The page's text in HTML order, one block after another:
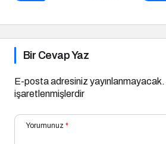
Bir Cevap Yaz
E-posta adresiniz yayınlanmayacak.
işaretlenmişlerdir
Yorumunuz *